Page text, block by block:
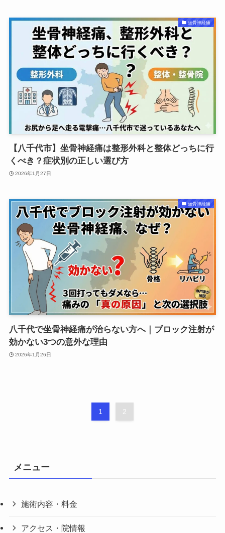
坐骨神経痛
【八千代市】坐骨神経痛は整形外科と整体どっちに行
くべき？症状別の正しい選び方
2026年1月27日
坐骨神経痛
八千代で坐骨神経痛が治らない方へ｜ブロック注射が
効かない3つの意外な理由
2026年1月26日
1 2
メニュー
施術内容・料金
アクセス・院情報